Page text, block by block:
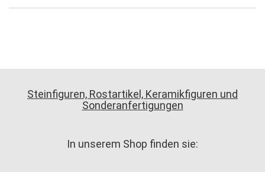
Steinfiguren, Rostartikel, Keramikfiguren und
Sonderanfertigungen
In unserem Shop finden sie: